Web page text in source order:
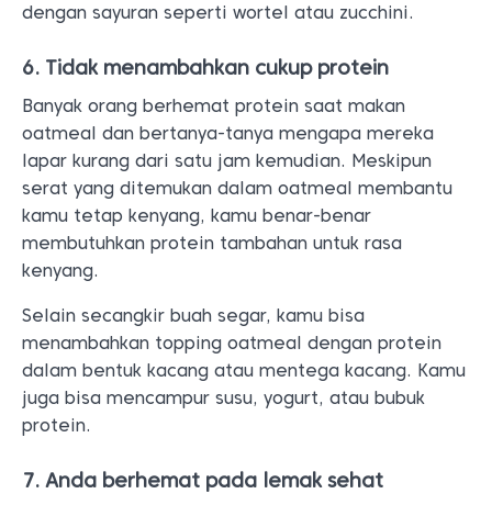
dengan sayuran seperti wortel atau zucchini.
6. Tidak menambahkan cukup protein
Banyak orang berhemat protein saat makan
oatmeal dan bertanya-tanya mengapa mereka
lapar kurang dari satu jam kemudian. Meskipun
serat yang ditemukan dalam oatmeal membantu
kamu tetap kenyang, kamu benar-benar
membutuhkan protein tambahan untuk rasa
kenyang.
Selain secangkir buah segar, kamu bisa
menambahkan topping oatmeal dengan protein
dalam bentuk kacang atau mentega kacang. Kamu
juga bisa mencampur susu, yogurt, atau bubuk
protein.
7. Anda berhemat pada lemak sehat